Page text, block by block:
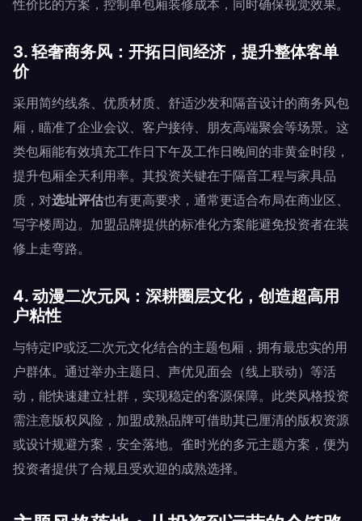
性价比的方案，控制单包厢装修成本，同时确保视觉效果。
3. 轻奢商务风：开拓日间经济，提升整体客单
价
采用简约线条、优质材质、舒适沙发和隔音设计的商务风包
厢，瞄准了企业会议、客户接待、朋友高端聚会等场景。这
类包厢能有效填充工作日下午及工作日晚间的非黄金时段，
提升包厢全天利用率。其投资关键在于隔音工程与家具品
质，对选址评估也有更高要求，通常更适合布局在商业区、
写字楼周边。加盟品牌提供的标准化方案能避免投资者在装
修上走弯路。
4. 动漫二次元风：深耕圈层文化，创造超高用
户粘性
与特定IP或泛二次元文化结合的主题包厢，拥有最忠实的用
户群体。通过举办主题日、声优见面会（线上联动）等活
动，能快速建立社群，实现稳定的客源保障。此类风格投资
需注意版权风险，加盟成熟品牌可借助其已厘清的版权资源
或设计规避方案，安全落地。雀时光的多元主题方案，便为
投资者提供了合规且受欢迎的成熟选择。